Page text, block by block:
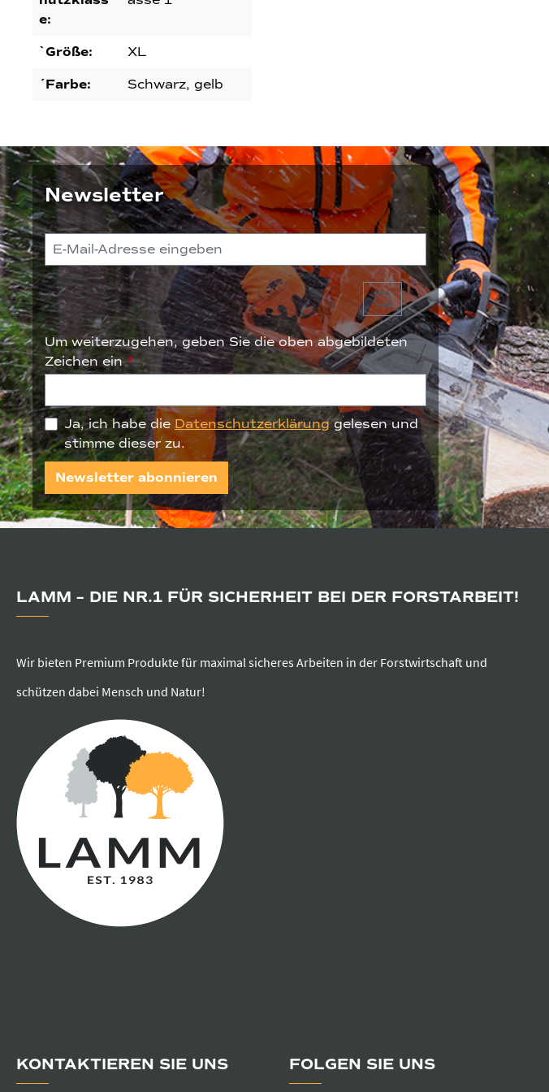
e:
`Größe:
XL
´Farbe:
Schwarz, gelb
Newsletter
Um weiterzugehen, geben Sie die oben abgebildeten
Zeichen ein*
Ja, ich habe dieDatenschutzerklärunggelesen und
stimme dieser zu.
Newsletter abonnieren
LAMM – DIE NR.1 FÜR SICHERHEIT BEI DER FORSTARBEIT!
Wir bieten Premium Produkte für maximal sicheres Arbeiten in der Forstwirtschaft und
schützen dabei Mensch und Natur!
KONTAKTIEREN SIE UNS FOLGEN SIE UNS